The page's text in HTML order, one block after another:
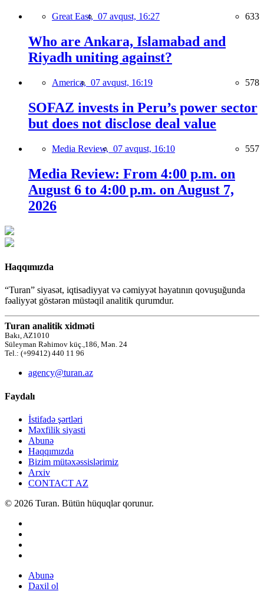
Great East, 07 avqust, 16:27 633
Who are Ankara, Islamabad and
Riyadh uniting against?
America, 07 avqust, 16:19 578
SOFAZ invests in Peru’s power sector
but does not disclose deal value
Media Review, 07 avqust, 16:10 557
Media Review: From 4:00 p.m. on
August 6 to 4:00 p.m. on August 7,
2026
Haqqımızda
“Turan” siyasət, iqtisadiyyat və cəmiyyət həyatının qovuşuğunda
fəaliyyət göstərən müstəqil analitik qurumdur.
Turan analitik xidməti
Bakı, AZ1010
Süleyman Rəhimov küç.,186, Mən. 24
Tel.: (+99412) 440 11 96
agency@turan.az
Faydalı
İstifadə şərtləri
Məxfilik siyasti
Abunə
Haqqımızda
Bizim mütəxəssislərimiz
Arxiv
CONTACT AZ
© 2026 Turan. Bütün hüquqlar qorunur.
Abunə
Daxil ol